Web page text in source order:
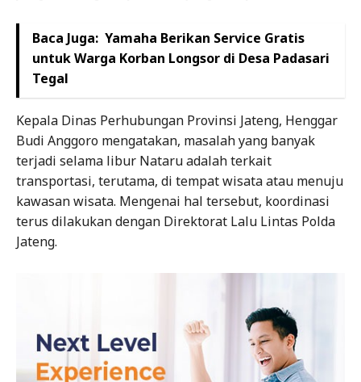
Baca Juga: Yamaha Berikan Service Gratis
untuk Warga Korban Longsor di Desa Padasari
Tegal
Kepala Dinas Perhubungan Provinsi Jateng, Henggar
Budi Anggoro mengatakan, masalah yang banyak
terjadi selama libur Nataru adalah terkait
transportasi, terutama, di tempat wisata atau menuju
kawasan wisata. Mengenai hal tersebut, koordinasi
terus dilakukan dengan Direktorat Lalu Lintas Polda
Jateng.